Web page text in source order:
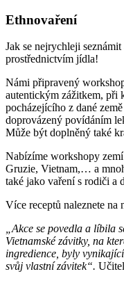
Ethnovaření
Jak se nejrychleji
prostřednictvím jídla!
Námi připravený
autentickým zážitkem, při
pocházejícího z dané
doprovázený povídáním
Může být doplněný také
Nabízíme workshopy
Gruzie, Vietnam,… a
také jako vaření s rodiči a
Více receptů naleznete na
„Akce se povedla a líbila
Vietnamské závitky, na
ingredience, byly
svůj vlastní závitek“.